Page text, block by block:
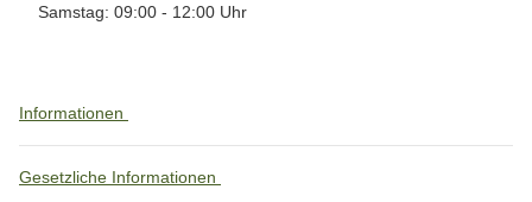
Samstag: 09:00 - 12:00 Uhr
Informationen
Gesetzliche Informationen